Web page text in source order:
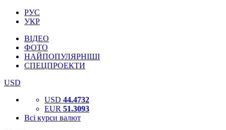
РУС
УКР
ВІДЕО
ФОТО
НАЙПОПУЛЯРНІШІ
СПЕЦПРОЕКТИ
USD
USD 44.4732
EUR 51.3093
Всі курси валют